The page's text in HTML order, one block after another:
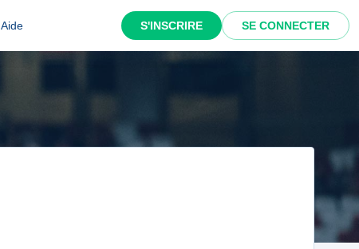
Aide S'INSCRIRE SE CONNECTER